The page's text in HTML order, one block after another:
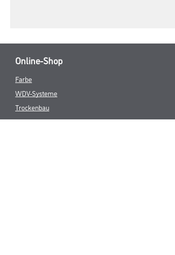
Online-Shop
Farbe
WDV-Systeme
Trockenbau
Putze- und Spachtelmassen